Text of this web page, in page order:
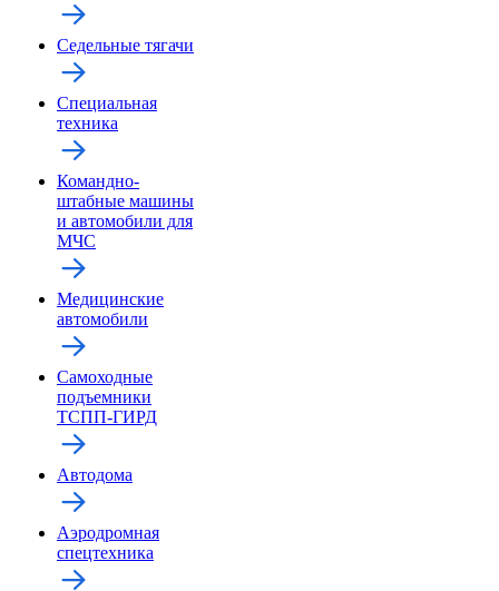
Седельные тягачи
Специальная
техника
Командно-
штабные машины
и автомобили для
МЧС
Медицинские
автомобили
Самоходные
подъемники
ТСПП-ГИРД
Автодома
Аэродромная
спецтехника